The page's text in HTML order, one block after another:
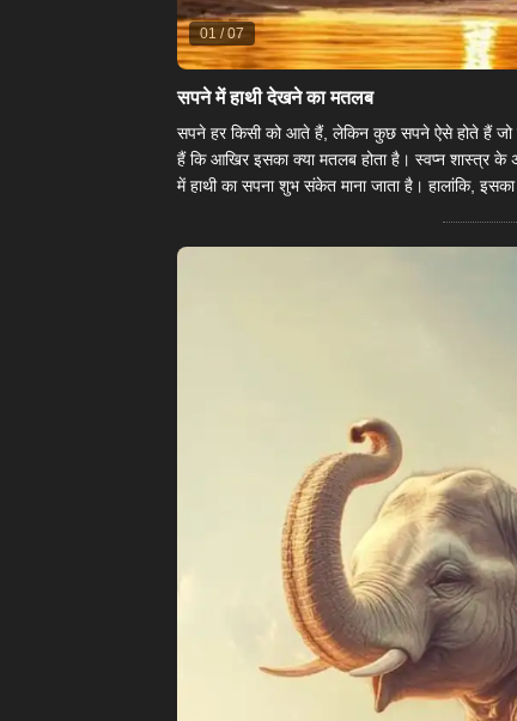
01 /07
सपने में हाथी देखने का मतलब
सपने हर किसी को आते हैं, लेकिन कुछ सपने ऐसे होते हैं जो
हैं कि आखिर इसका क्या मतलब होता है। स्वप्न शास्त्र के
में हाथी का सपना शुभ संकेत माना जाता है। हालांकि,